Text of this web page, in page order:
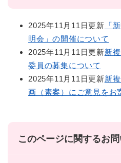
2025年11月11日更新 「
明会」の開催について
2025年11月11日更新新
委員の募集について
2025年11月11日更新新
画（素案）にご意見をお
このページに関するお